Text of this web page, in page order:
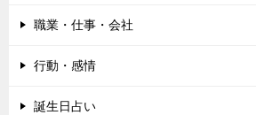
職業・仕事・会社
行動・感情
誕生日占い